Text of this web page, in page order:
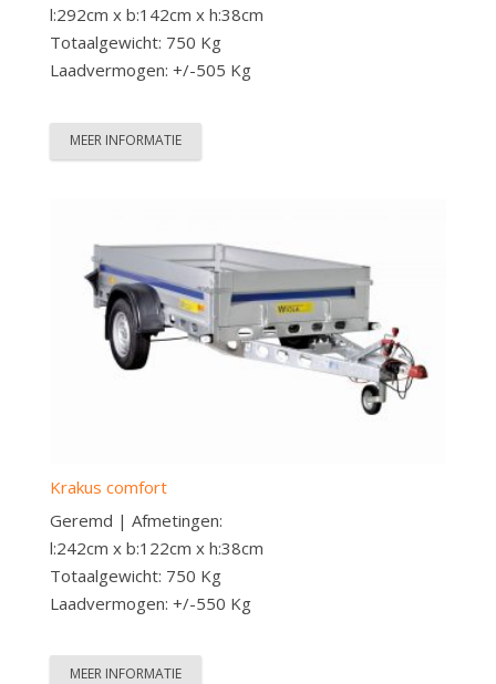
l:292cm x b:142cm x h:38cm
Totaalgewicht: 750 Kg
Laadvermogen: +/-505 Kg
MEER INFORMATIE
Krakus comfort
Geremd | Afmetingen:
l:242cm x b:122cm x h:38cm
Totaalgewicht: 750 Kg
Laadvermogen: +/-550 Kg
MEER INFORMATIE